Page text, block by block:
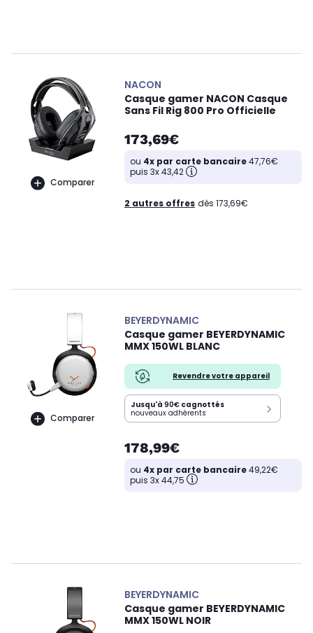
Comparer
NACON
Casque gamer NACON Casque
Sans Fil Rig 800 Pro Officielle
173,69€
ou 4x par carte bancaire47,76€
puis 3x 43,42
2 autres offres dès 173,69€
Comparer
BEYERDYNAMIC
Casque gamer BEYERDYNAMIC
MMX 150WL BLANC
Revendre votre appareil
Jusqu'à 90€ cagnottés
nouveaux adhérents
178,99€
ou 4x par carte bancaire49,22€
puis 3x 44,75
BEYERDYNAMIC
Casque gamer BEYERDYNAMIC
MMX 150WL NOIR